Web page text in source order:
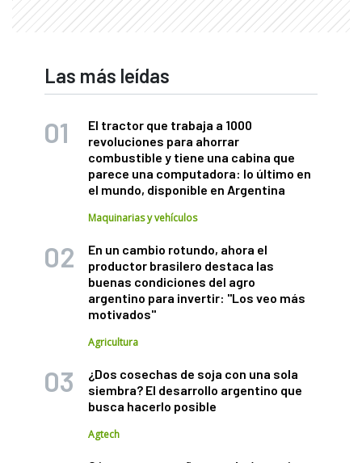
Las más leídas
El tractor que trabaja a 1000
revoluciones para ahorrar
combustible y tiene una cabina que
parece una computadora: lo último en
el mundo, disponible en Argentina
Maquinarias y vehículos
En un cambio rotundo, ahora el
productor brasilero destaca las
buenas condiciones del agro
argentino para invertir: "Los veo más
motivados"
Agricultura
¿Dos cosechas de soja con una sola
siembra? El desarrollo argentino que
busca hacerlo posible
Agtech